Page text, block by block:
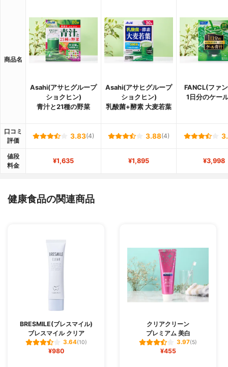
商品名
Asahi(アサヒグループ
ショクヒン)
青汁と21種の野菜
Asahi(アサヒグループ
ショクヒン)
乳酸菌+酵素 大麦若葉
FANCL(ファ
1日分のケー
口コミ
評価
3.83(4) 3.88(4)
値段
料金
¥1,635 ¥1,895 ¥3,998
健康食品の関連商品
BRESMILE(ブレスマイル)
ブレスマイル クリア
3.64(10)
¥980
クリアクリーン
プレミアム 美白
3.97(5)
¥455